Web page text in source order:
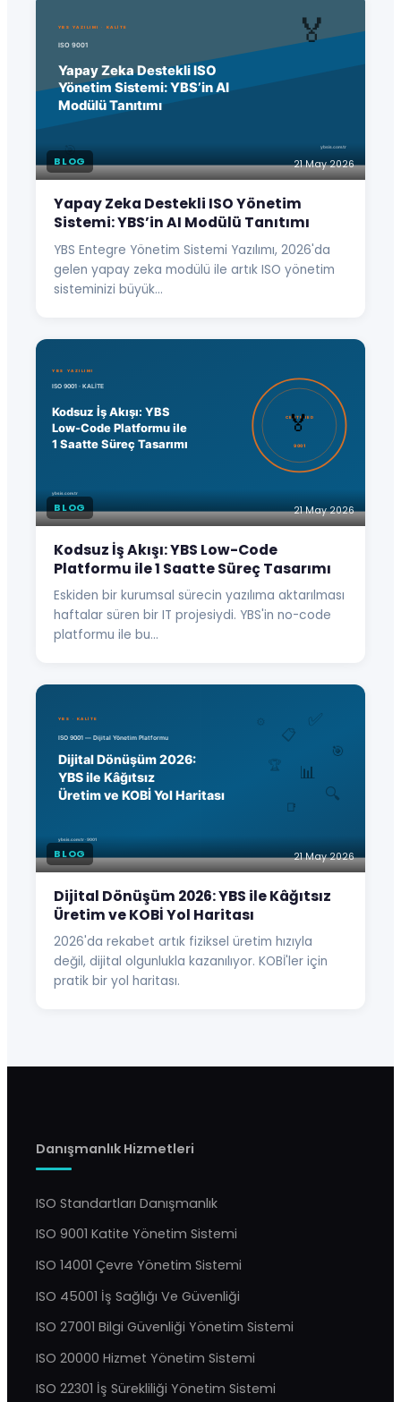
BLOG 21 May 2026
Yapay Zeka Destekli ISO Yönetim
Sistemi: YBS’in AI Modülü Tanıtımı
YBS Entegre Yönetim Sistemi Yazılımı, 2026'da
gelen yapay zeka modülü ile artık ISO yönetim
sisteminizi büyük…
BLOG 21 May 2026
Kodsuz İş Akışı: YBS Low-Code
Platformu ile 1 Saatte Süreç Tasarımı
Eskiden bir kurumsal sürecin yazılıma aktarılması
haftalar süren bir IT projesiydi. YBS'in no-code
platformu ile bu…
BLOG 21 May 2026
Dijital Dönüşüm 2026: YBS ile Kâğıtsız
Üretim ve KOBİ Yol Haritası
2026'da rekabet artık fiziksel üretim hızıyla
değil, dijital olgunlukla kazanılıyor. KOBİ'ler için
pratik bir yol haritası.
Danışmanlık Hizmetleri
ISO Standartları Danışmanlık
ISO 9001 Katite Yönetim Sistemi
ISO 14001 Çevre Yönetim Sistemi
ISO 45001 İş Sağlığı Ve Güvenliği
ISO 27001 Bilgi Güvenliği Yönetim Sistemi
ISO 20000 Hizmet Yönetim Sistemi
ISO 22301 İş Sürekliliği Yönetim Sistemi